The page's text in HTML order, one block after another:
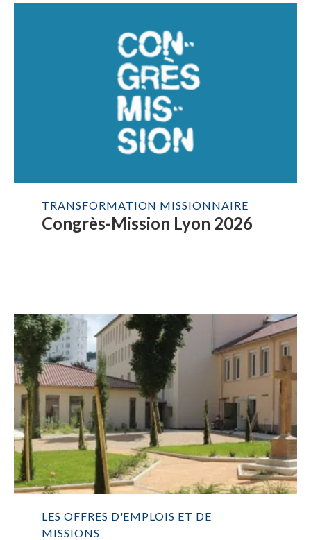
TRANSFORMATION MISSIONNAIRE
Congrès-Mission Lyon 2026
LES OFFRES D'EMPLOIS ET DE
MISSIONS